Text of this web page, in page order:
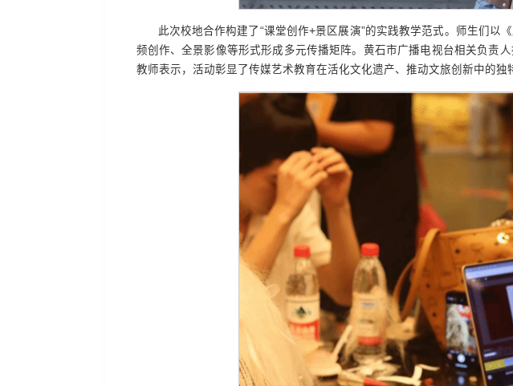
此次校地合作构建了“课堂创作+景区展演”的实践教学范式。师生们
频创作、全景影像等形式形成多元传播矩阵。黄石市广播电视台相关负责
教师表示，活动彰显了传媒艺术教育在活化文化遗产、推动文旅创新中的独